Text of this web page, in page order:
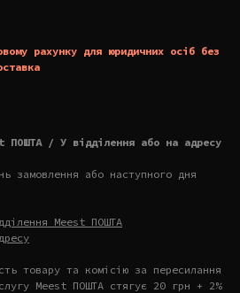
рахунку для юридичних осіб без
ПОШТА / У відділення або на адресу
замовлення або наступного дня
Meest ПОШТА
товару та комісію за пересилання
Meest ПОШТА стягує 20 грн + 2%